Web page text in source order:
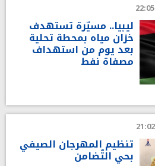
ليبيا.. مسيّرة تستهدف
خزان مياه بمحطة تحلية
بعد يوم من استهداف
مصفاة نفط
تنظيم المهرجان الصيفي
بحي التّضامن